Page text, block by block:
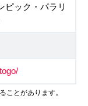
ピック・パラリ
ことがあります。